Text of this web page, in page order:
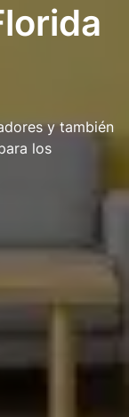
y también
los